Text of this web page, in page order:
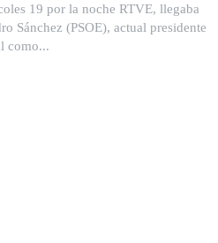
19 por la noche RTVE, llegaba
Sánchez (PSOE), actual presidente
como...